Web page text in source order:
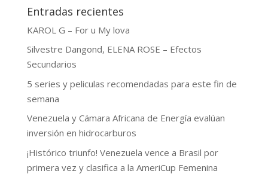
Entradas recientes
KAROL G – For u My lova
Silvestre Dangond, ELENA ROSE – Efectos
Secundarios
5 series y peliculas recomendadas para este fin de
semana
Venezuela y Cámara Africana de Energía evalúan
inversión en hidrocarburos
¡Histórico triunfo! Venezuela vence a Brasil por
primera vez y clasifica a la AmeriCup Femenina